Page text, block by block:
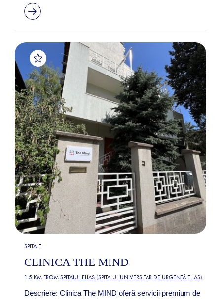
SPITALE
CLINICA THE MIND
1.5 KM FROM SPITALUL ELIAS (SPITALUL UNIVERSITAR DE URGENȚĂ ELIAS)
Descriere: Clinica The MIND oferă servicii premium de